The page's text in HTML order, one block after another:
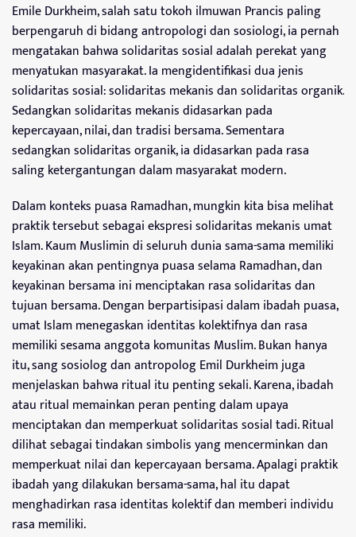
Emile Durkheim, salah satu tokoh ilmuwan Prancis paling
berpengaruh di bidang antropologi dan sosiologi, ia pernah
mengatakan bahwa solidaritas sosial adalah perekat yang
menyatukan masyarakat. Ia mengidentifikasi dua jenis
solidaritas sosial: solidaritas mekanis dan solidaritas organik.
Sedangkan solidaritas mekanis didasarkan pada
kepercayaan, nilai, dan tradisi bersama. Sementara
sedangkan solidaritas organik, ia didasarkan pada rasa
saling ketergantungan dalam masyarakat modern.
Dalam konteks puasa Ramadhan, mungkin kita bisa melihat
praktik tersebut sebagai ekspresi solidaritas mekanis umat
Islam. Kaum Muslimin di seluruh dunia sama-sama memiliki
keyakinan akan pentingnya puasa selama Ramadhan, dan
keyakinan bersama ini menciptakan rasa solidaritas dan
tujuan bersama. Dengan berpartisipasi dalam ibadah puasa,
umat Islam menegaskan identitas kolektifnya dan rasa
memiliki sesama anggota komunitas Muslim. Bukan hanya
itu, sang sosiolog dan antropolog Emil Durkheim juga
menjelaskan bahwa ritual itu penting sekali. Karena, ibadah
atau ritual memainkan peran penting dalam upaya
menciptakan dan memperkuat solidaritas sosial tadi. Ritual
dilihat sebagai tindakan simbolis yang mencerminkan dan
memperkuat nilai dan kepercayaan bersama. Apalagi praktik
ibadah yang dilakukan bersama-sama, hal itu dapat
menghadirkan rasa identitas kolektif dan memberi individu
rasa memiliki.